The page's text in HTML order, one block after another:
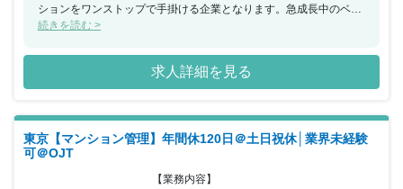
ションをワンストップで手掛ける企業となります。急成長中のベン
チャー企業として、創業以来7期連続で増収・増益を続けておりま
を進めており、未経験から不動産業界にチャレンジができ、長期的
にキャリアを築きながら、将来の管理職候補としてご活躍いただけ
ます。年齢や年次に関係なく、働きぶりに応じて正当評価がされる
務を継続できる環境がございます。また「完全週休2日制／残業少
なめ／長期休暇9連休年３回／転勤なし／各種手当充実」により、
仕事とプライベートのメリハリを築きやすく、ワークライフバラン
続きを読む >
求人詳細を見る
東京【マンション管理】年間休120日＠土日祝休│業界未経験
可＠OJT
【業務内容】